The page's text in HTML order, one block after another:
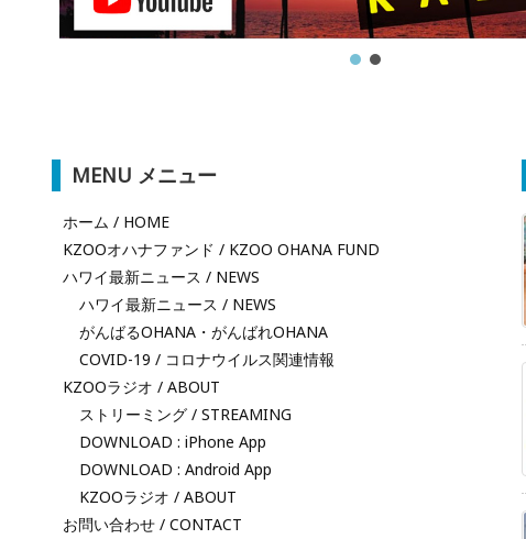
MENU メニュー
ホーム / HOME
KZOOオハナファンド / KZOO OHANA FUND
ハワイ最新ニュース / NEWS
ハワイ最新ニュース / NEWS
がんばるOHANA・がんばれOHANA
COVID-19 / コロナウイルス関連情報
KZOOラジオ / ABOUT
ストリーミング / STREAMING
DOWNLOAD : iPhone App
DOWNLOAD : Android App
KZOOラジオ / ABOUT
お問い合わせ / CONTACT